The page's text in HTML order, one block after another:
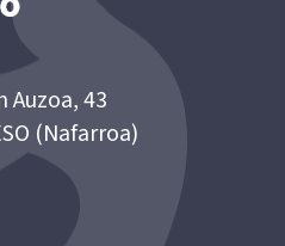
Auzoa, 43
(Nafarroa)